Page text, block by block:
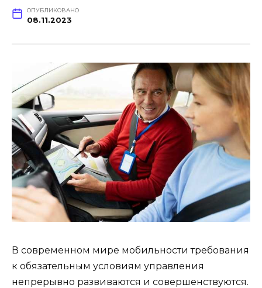
ОПУБЛИКОВАНО
08.11.2023
В современном мире мобильности требования
к обязательным условиям управления
непрерывно развиваются и совершенствуются.